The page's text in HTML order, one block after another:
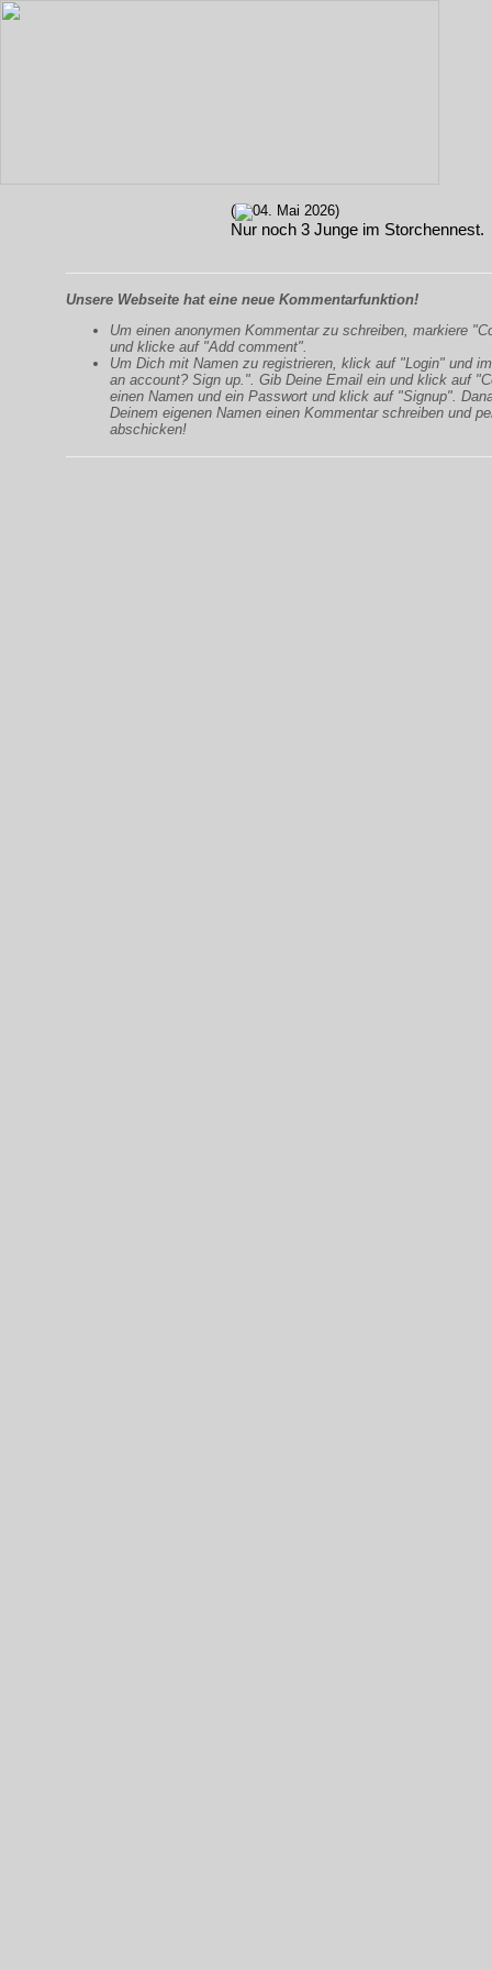
( 04. Mai 2026)
Nur noch 3 Junge im Storchennest.
Unsere Webseite hat eine neue Kommentarfunktion!
Um einen anonymen Kommentar zu schreiben, markiere
und klicke auf "Add comment".
Um Dich mit Namen zu registrieren, klick auf "Login" und
an account? Sign up.". Gib Deine Email ein und klick auf
einen Namen und ein Passwort und klick auf "Signup".
Deinem eigenen Namen einen Kommentar schreiben und
abschicken!